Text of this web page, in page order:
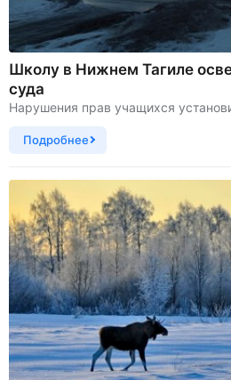
Школу в Нижнем Тагиле
суда
Нарушения прав учащихся
Подробнее